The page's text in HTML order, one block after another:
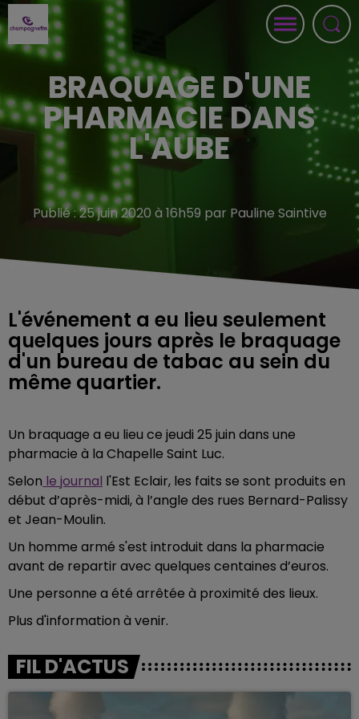
BRAQUAGE D'UNE
PHARMACIE DANS
L'AUBE
Publié : 25 juin 2020 à 16h59 par Pauline Saintive
L'événement a eu lieu seulement
quelques jours après le braquage
d'un bureau de tabac au sein du
même quartier.
Un braquage a eu lieu ce jeudi 25 juin dans une
pharmacie à la Chapelle Saint Luc.
Selon le journal l'Est Eclair, les faits se sont produits en
début d’après-midi, à l’angle des rues Bernard-Palissy
et Jean-Moulin.
Un homme armé s'est introduit dans la pharmacie
avant de repartir avec quelques centaines d’euros.
Une personne a été arrêtée à proximité des lieux.
Plus d'information à venir.
FIL D'ACTUS